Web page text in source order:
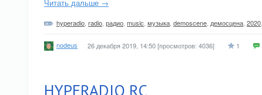
Читать дальше →
hyperadio radio радио music музыка demoscene демосцена 2020
nodeus 26 декабря 2019, 14:50[просмотров: 4036] 1
HYPERADIO RC